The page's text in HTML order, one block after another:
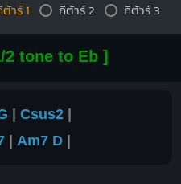
าร์ 1 กีต้าร์ 2 กีต้าร์ 3
2 tone to Eb ]
| Csus2|
| Am7 D |